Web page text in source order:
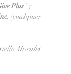
Plus" y
(cualquier
Morales